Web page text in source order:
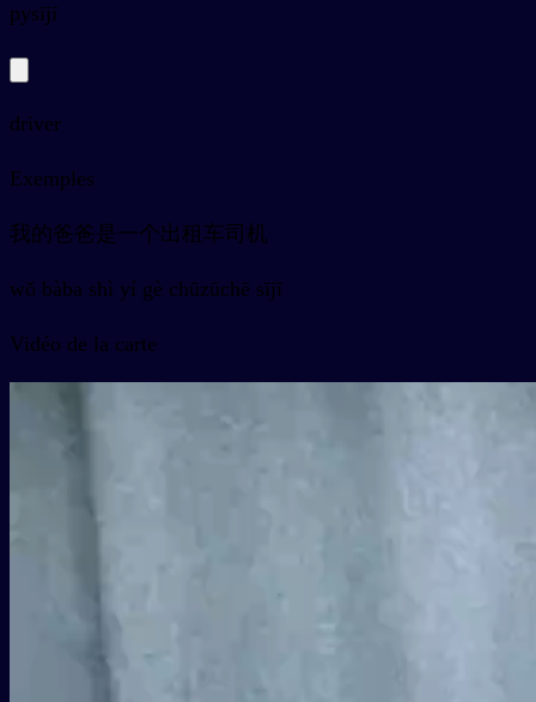
pysījī
driver
Exemples
我的爸爸是一个出租车司机
wǒ bàba shì yí gè chūzūchē sījī
Vidéo de la carte